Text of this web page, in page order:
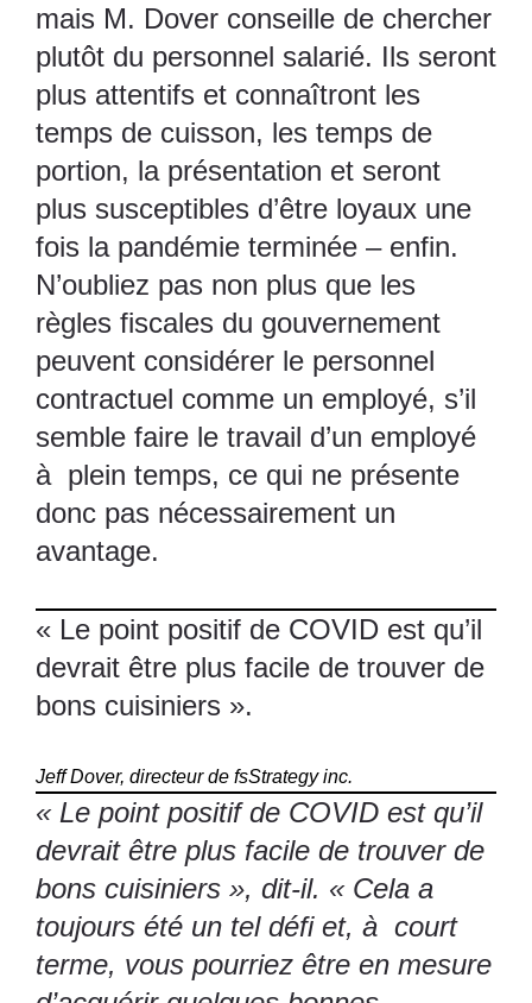
mais M. Dover conseille de chercher
plutôt du personnel salarié. Ils seront
plus attentifs et connaîtront les
temps de cuisson, les temps de
portion, la présentation et seront
plus susceptibles d’être loyaux une
fois la pandémie terminée – enfin.
N’oubliez pas non plus que les
règles fiscales du gouvernement
peuvent considérer le personnel
contractuel comme un employé, s’il
semble faire le travail d’un employé
à plein temps, ce qui ne présente
donc pas nécessairement un
avantage.
« Le point positif de COVID est qu’il
devrait être plus facile de trouver de
bons cuisiniers ».
Jeff Dover, directeur de fsStrategy inc.
« Le point positif de COVID est qu’il
devrait être plus facile de trouver de
bons cuisiniers », dit-il. « Cela a
toujours été un tel défi et, à court
terme, vous pourriez être en mesure